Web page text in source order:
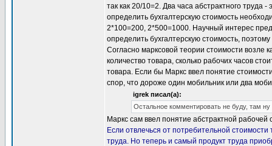
так как 20/10=2. Два часа абстрактного труда
определить бухгалтерскую стоимость
2*100=200, 2*500=1000. Научный интерес
определить бухгалтерскую стоимость,
Согласно марксовой теории стоимости возле
количество товара, сколько рабочих часов
товара. Если бы Маркс ввел понятие
спор, что дороже один мобильник или два
igrek писал(а):
Остальное комментировать не буду, там
Маркс сам ввел понятие абстрактной
Если отвлечься от потребительной
труда. Но теперь и самый продукт труда